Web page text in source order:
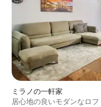
ミラノの一軒家
居心地の良いモダンなロ